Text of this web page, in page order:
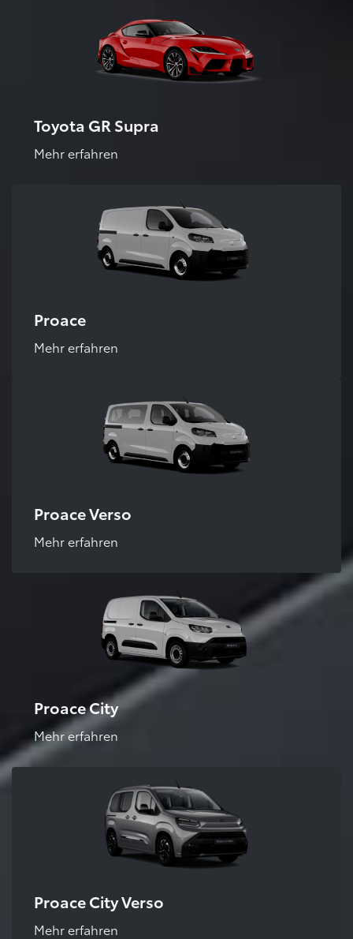
Toyota GR Supra
Mehr erfahren
Proace
Mehr erfahren
Proace Verso
Mehr erfahren
Proace City
Mehr erfahren
Proace City Verso
Mehr erfahren